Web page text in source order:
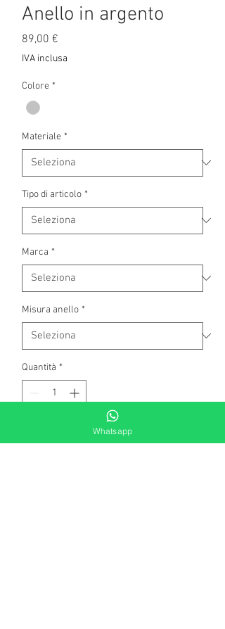
Anello in argento
89,00 €
IVA inclusa
Colore *
Materiale *
Tipo di articolo *
Marca *
Misura anello *
Quantità *
Aggiungi al carrello
Whatsapp